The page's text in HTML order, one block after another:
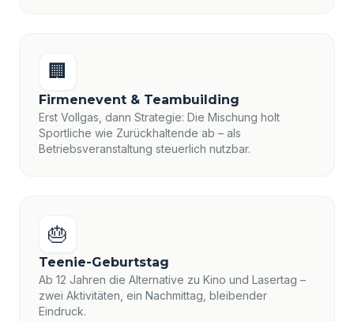
🏢
Firmenevent & Teambuilding
Erst Vollgas, dann Strategie: Die Mischung holt
Sportliche wie Zurückhaltende ab – als
Betriebsveranstaltung steuerlich nutzbar.
🎂
Teenie-Geburtstag
Ab 12 Jahren die Alternative zu Kino und Lasertag –
zwei Aktivitäten, ein Nachmittag, bleibender
Eindruck.